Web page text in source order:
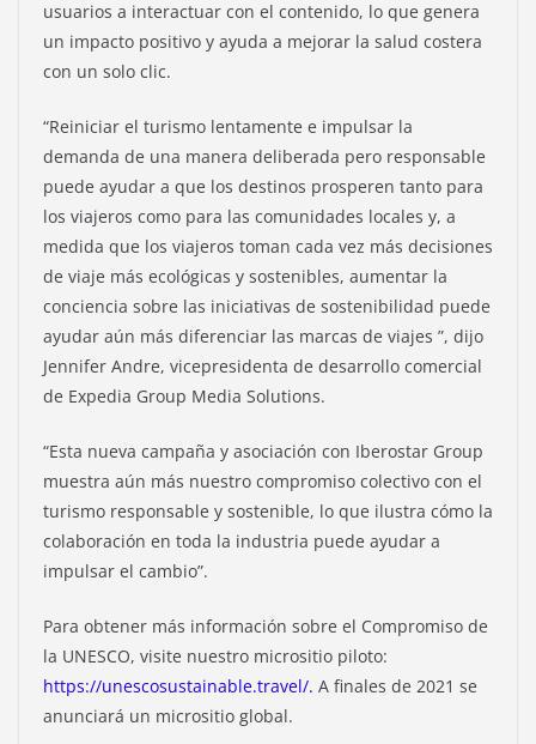
usuarios a interactuar con el contenido, lo que genera
un impacto positivo y ayuda a mejorar la salud costera
con un solo clic.
“Reiniciar el turismo lentamente e impulsar la
demanda de una manera deliberada pero responsable
puede ayudar a que los destinos prosperen tanto para
los viajeros como para las comunidades locales y, a
medida que los viajeros toman cada vez más decisiones
de viaje más ecológicas y sostenibles, aumentar la
conciencia sobre las iniciativas de sostenibilidad puede
ayudar aún más diferenciar las marcas de viajes ”, dijo
Jennifer Andre, vicepresidenta de desarrollo comercial
de Expedia Group Media Solutions.
“Esta nueva campaña y asociación con Iberostar Group
muestra aún más nuestro compromiso colectivo con el
turismo responsable y sostenible, lo que ilustra cómo la
colaboración en toda la industria puede ayudar a
impulsar el cambio”.
Para obtener más información sobre el Compromiso de
la UNESCO, visite nuestro micrositio piloto:
https://unescosustainable.travel/. A finales de 2021 se
anunciará un micrositio global.